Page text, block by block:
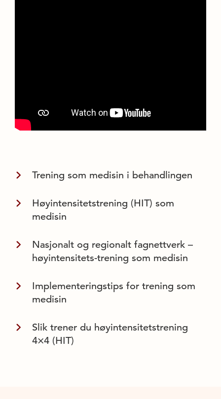
Trening som medisin i behandlingen
Høyintensitetstrening (HIT) som
medisin
Nasjonalt og regionalt fagnettverk –
høyintensitets-trening som medisin
Implementeringstips for trening som
medisin
Slik trener du høyintensitetstrening
4×4 (HIT)